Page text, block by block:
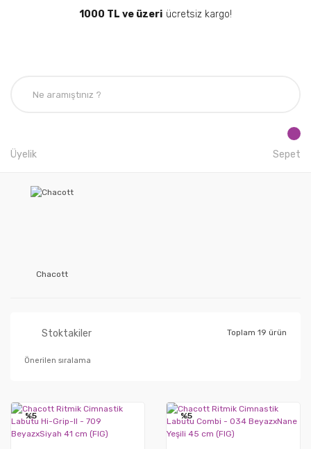
1000 TL ve üzeri ücretsiz kargo!
Üyelik Sepet
Chacott
Stoktakiler Toplam 19 ürün
%5 %5